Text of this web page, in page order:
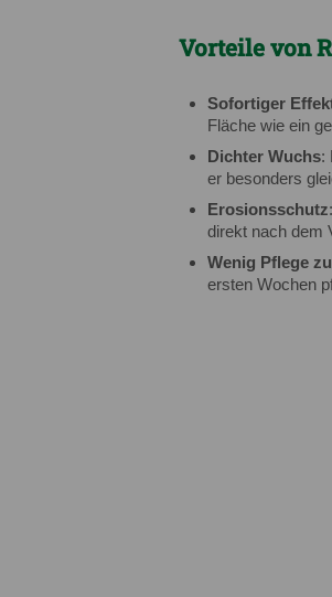
Vorteile von
Sofortiger
Fläche wie ein
Dichter Wuchs:
er besonders
Erosionsschutz
direkt nach dem
Wenig Pflege
ersten Wochen